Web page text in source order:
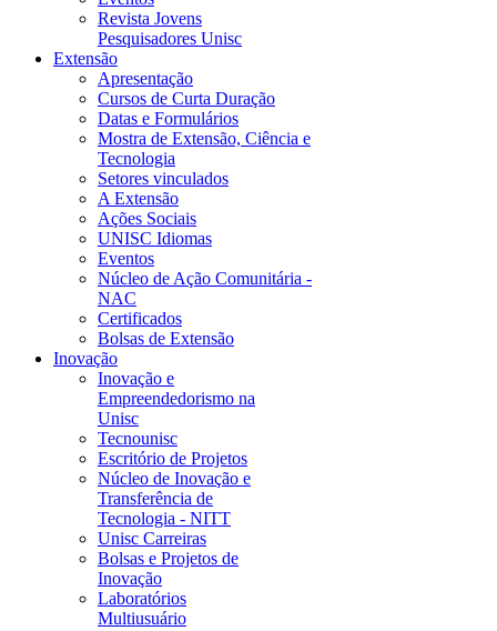
Revista Jovens
Pesquisadores Unisc
Extensão
Apresentação
Cursos de Curta Duração
Datas e Formulários
Mostra de Extensão, Ciência e
Tecnologia
Setores vinculados
A Extensão
Ações Sociais
UNISC Idiomas
Eventos
Núcleo de Ação Comunitária -
NAC
Certificados
Bolsas de Extensão
Inovação
Inovação e
Empreendedorismo na
Unisc
Tecnounisc
Escritório de Projetos
Núcleo de Inovação e
Transferência de
Tecnologia - NITT
Unisc Carreiras
Bolsas e Projetos de
Inovação
Laboratórios
Multiusuário